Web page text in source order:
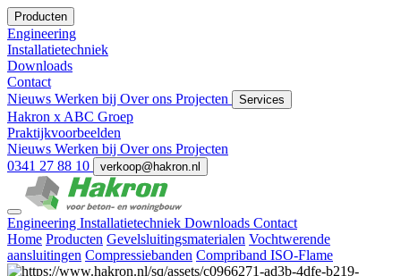
Producten
Engineering
Installatietechniek
Downloads
Contact
Nieuws Werken bij Over ons Projecten Services
Hakron x ABC Groep
Praktijkvoorbeelden
Nieuws Werken bij Over ons Projecten
0341 27 88 10
verkoop@hakron.nl
Engineering Installatietechniek Downloads Contact
Home Producten Gevelsluitingsmaterialen Vochtwerende
aansluitingen Compressiebanden Compriband ISO-Flame